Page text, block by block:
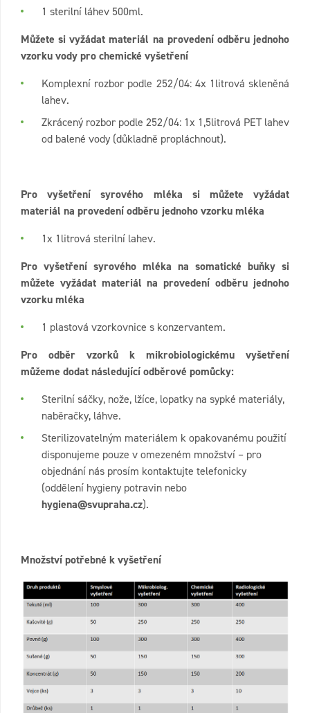
1 sterilní láhev 500ml.
Můžete si vyžádat materiál na provedení odběru jednoho
vzorku vody pro chemické vyšetření
Komplexní rozbor podle 252/04: 4x 1litrová skleněná
lahev.
Zkrácený rozbor podle 252/04: 1x 1,5litrová PET lahev
od balené vody (důkladně propláchnout).
Pro vyšetření syrového mléka si můžete vyžádat
materiál na provedení odběru jednoho vzorku mléka
1x 1litrová sterilní lahev.
Pro vyšetření syrového mléka na somatické buňky si
můžete vyžádat materiál na provedení odběru jednoho
vzorku mléka
1 plastová vzorkovnice s konzervantem.
Pro odběr vzorků k mikrobiologickému vyšetření
můžeme dodat následující odběrové pomůcky:
Sterilní sáčky, nože, lžíce, lopatky na sypké materiály,
naběračky, láhve.
Sterilizovatelným materiálem k opakovanému použití
disponujeme pouze v omezeném množství – pro
objednání nás prosím kontaktujte telefonicky
(oddělení hygieny potravin nebo
hygiena@svupraha.cz).
Množství potřebné k vyšetření